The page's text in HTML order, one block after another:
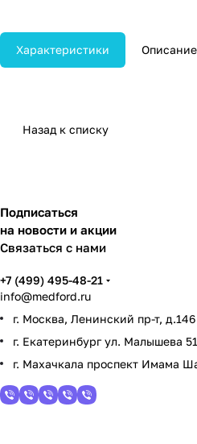
Характеристики Описание
Назад к списку
Подписаться
на новости и акции
Связаться с нами
+7 (499) 495-48-21
info@medford.ru
г. Москва, Ленинский пр-т, д.146
г. Екатеринбург ул. Малышева
г. Махачкала проспект Имама